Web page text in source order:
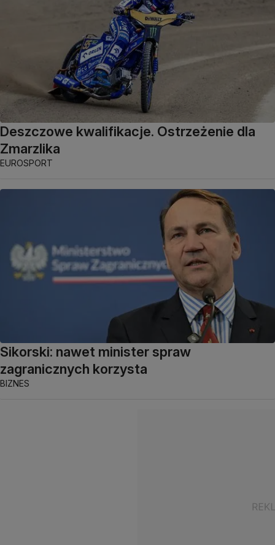
Deszczowe kwalifikacje. Ostrzeżenie dla
Zmarzlika
EUROSPORT
Sikorski: nawet minister spraw
zagranicznych korzysta
BIZNES